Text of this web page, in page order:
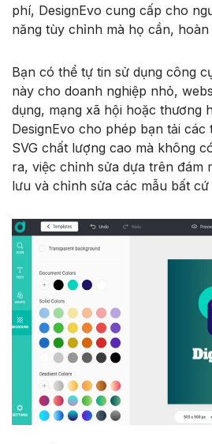
phí, DesignEvo cung cấp cho
năng tùy chỉnh mà họ cần, hoàn
Bạn có thể tự tin sử dụng công
này cho doanh nghiệp nhỏ,
dụng, mạng xã hội hoặc thương
DesignEvo cho phép bạn tải các
SVG chất lượng cao mà không
ra, việc chỉnh sửa dựa trên đám
lưu và chỉnh sửa các mẫu bất